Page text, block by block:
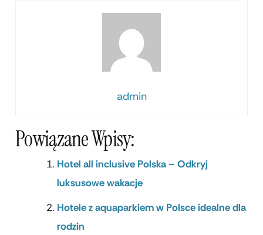
admin
Powiązane Wpisy:
Hotel all inclusive Polska – Odkryj
luksusowe wakacje
Hotele z aquaparkiem w Polsce idealne dla
rodzin